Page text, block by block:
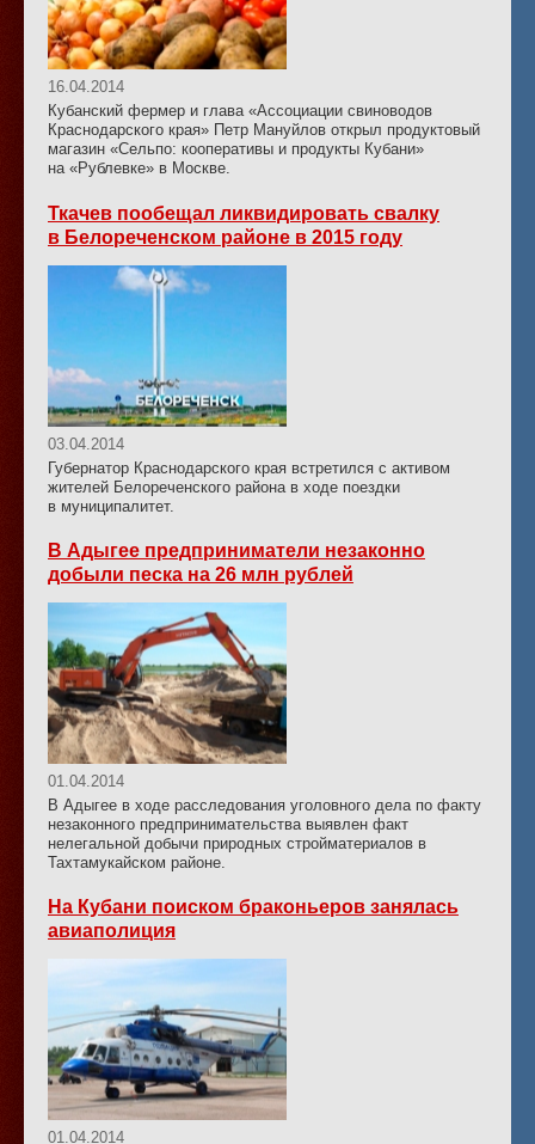
16.04.2014
Кубанский фермер и глава «Ассоциации свиноводов
Краснодарского края» Петр Мануйлов открыл продуктовый
магазин «Сельпо: кооперативы и продукты Кубани»
на «Рублевке» в Москве.
Ткачев пообещал ликвидировать свалку
в Белореченском районе в 2015 году
03.04.2014
Губернатор Краснодарского края встретился с активом
жителей Белореченского района в ходе поездки
в муниципалитет.
В Адыгее предприниматели незаконно
добыли песка на 26 млн рублей
01.04.2014
В Адыгее в ходе расследования уголовного дела по факту
незаконного предпринимательства выявлен факт
нелегальной добычи природных стройматериалов в
Тахтамукайском районе.
На Кубани поиском браконьеров занялась
авиаполиция
01.04.2014